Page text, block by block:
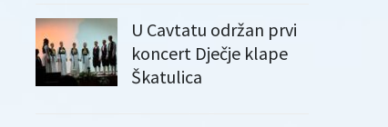
U Cavtatu održan prvi
koncert Dječje klape
Škatulica